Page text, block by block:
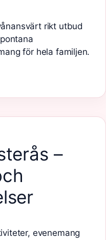
rikt utbud
för hela familjen.
–
evenemang